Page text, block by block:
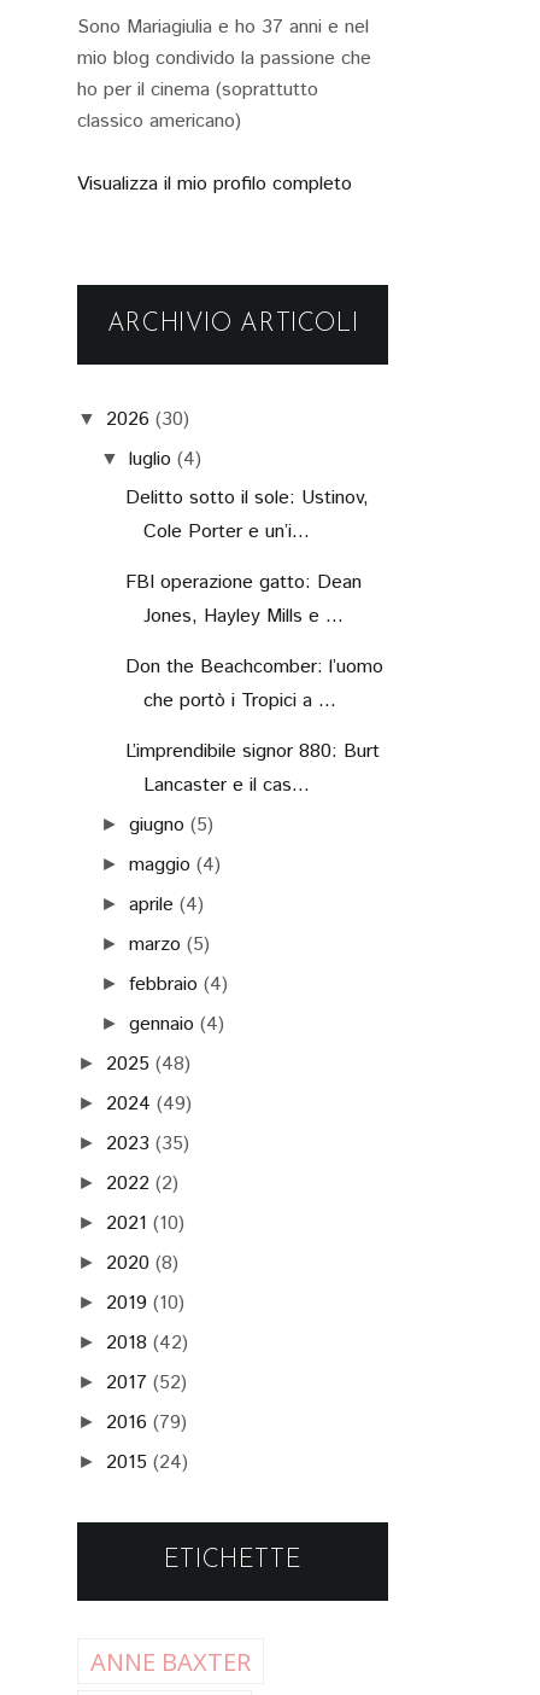
Sono Mariagiulia e ho 37 anni e nel
mio blog condivido la passione che
ho per il cinema (soprattutto
classico americano)
Visualizza il mio profilo completo
ARCHIVIO ARTICOLI
▼ 2026 (30)
▼ luglio (4)
Delitto sotto il sole: Ustinov,
Cole Porter e un’i...
FBI operazione gatto: Dean
Jones, Hayley Mills e ...
Don the Beachcomber: l’uomo
che portò i Tropici a ...
L’imprendibile signor 880: Burt
Lancaster e il cas...
►giugno (5)
►maggio (4)
►aprile (4)
►marzo (5)
►febbraio (4)
►gennaio (4)
► 2025 (48)
► 2024 (49)
► 2023 (35)
► 2022 (2)
► 2021 (10)
► 2020 (8)
► 2019 (10)
► 2018 (42)
► 2017 (52)
► 2016 (79)
► 2015 (24)
ETICHETTE
ANNE BAXTER